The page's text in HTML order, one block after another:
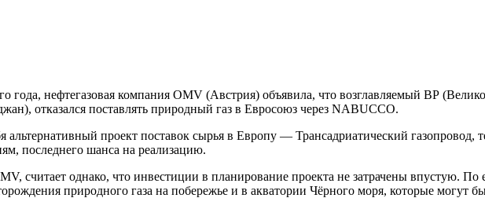
года, нефтегазовая компания OMV (Австрия) объявила, что возглавляемый ВР
отказался поставлять природный газ в Евросоюз через NABUCCO.
альтернативный проект поставок сырья в Европу — Трансадриатический
последнего шанса на реализацию.
считает однако, что инвестиции в планирование проекта не затрачены впустую.
природного газа на побережье и в акватории Чёрного моря, которые могут